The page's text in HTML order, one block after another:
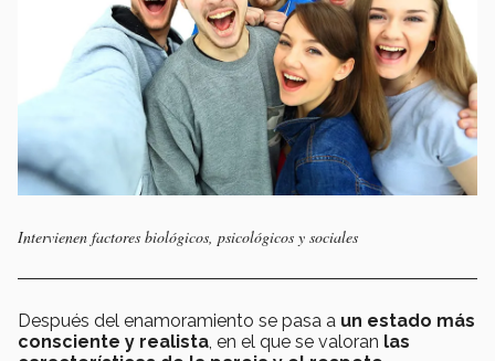
Intervienen factores biológicos, psicológicos y sociales
Después del enamoramiento se pasa a un estado más
consciente y realista, en el que se valoran las